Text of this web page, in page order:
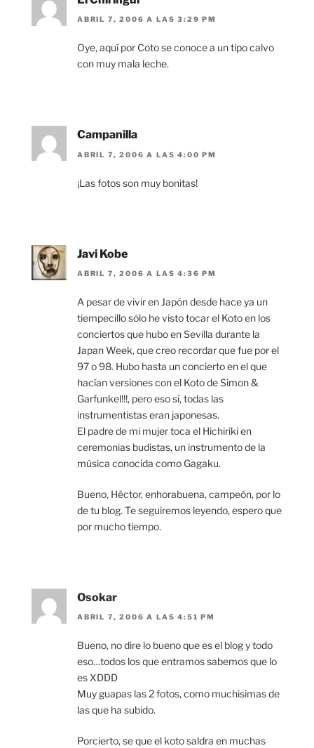
ABRIL 7, 2006 A LAS 3:29 PM
Oye, aquí por Coto se conoce a un tipo calvo
con muy mala leche.
Campanilla
ABRIL 7, 2006 A LAS 4:00 PM
¡Las fotos son muy bonitas!
Javi Kobe
ABRIL 7, 2006 A LAS 4:36 PM
A pesar de vivir en Japón desde hace ya un
tiempecillo sólo he visto tocar el Koto en los
conciertos que hubo en Sevilla durante la
Japan Week, que creo recordar que fue por el
97 o 98. Hubo hasta un concierto en el que
hacían versiones con el Koto de Simon &
Garfunkel!!!, pero eso sí, todas las
instrumentistas eran japonesas.
El padre de mi mujer toca el Hichiriki en
ceremonias budistas, un instrumento de la
música conocida como Gagaku.
Bueno, Héctor, enhorabuena, campeón, por lo
de tu blog. Te seguiremos leyendo, espero que
por mucho tiempo.
Osokar
ABRIL 7, 2006 A LAS 4:51 PM
Bueno, no dire lo bueno que es el blog y todo
eso…todos los que entramos sabemos que lo
es XDDD
Muy guapas las 2 fotos, como muchisimas de
las que ha subido.
Porcierto, se que el koto saldra en muchas